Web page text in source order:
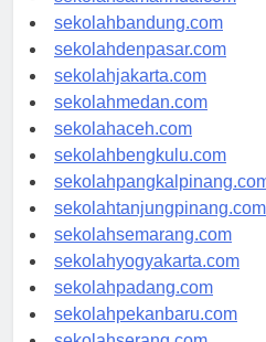
sekolahsamarinda.com
sekolahbandung.com
sekolahdenpasar.com
sekolahjakarta.com
sekolahmedan.com
sekolahaceh.com
sekolahbengkulu.com
sekolahpangkalpinang.com
sekolahtanjungpinang.com
sekolahsemarang.com
sekolahyogyakarta.com
sekolahpadang.com
sekolahpekanbaru.com